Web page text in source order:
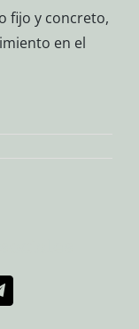
fijo y concreto,
en el